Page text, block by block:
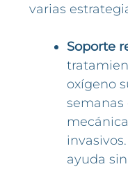
varias
Soporte
oxígeno
semanas
ayuda